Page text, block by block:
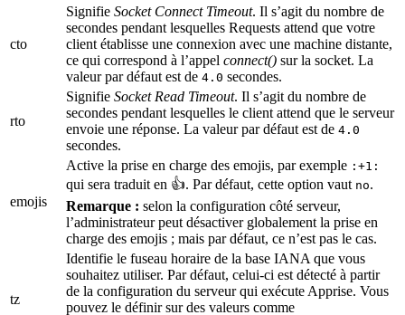
cto
Signifie Socket Connect Timeout. Il s’agit du nombre de
secondes pendant lesquelles Requests attend que votre
client établisse une connexion avec une machine distante,
ce qui correspond à l’appel connect() sur la socket. La
valeur par défaut est de 4.0 secondes.
rto
Signifie Socket Read Timeout. Il s’agit du nombre de
secondes pendant lesquelles le client attend que le serveur
envoie une réponse. La valeur par défaut est de 4.0
secondes.
emojis
Active la prise en charge des emojis, par exemple :+1:
qui sera traduit en 👍. Par défaut, cette option vaut no.
Remarque : selon la configuration côté serveur,
l’administrateur peut désactiver globalement la prise en
charge des emojis ; mais par défaut, ce n’est pas le cas.
tz
Identifie le fuseau horaire de la base IANA que vous
souhaitez utiliser. Par défaut, celui-ci est détecté à partir
de la configuration du serveur qui exécute Apprise. Vous
pouvez le définir sur des valeurs comme